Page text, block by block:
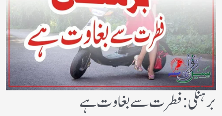
برہنگی : فطرت سے بغاوت ہے